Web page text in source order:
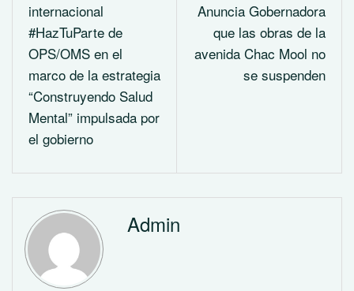
internacional
#HazTuParte de
OPS/OMS en el
marco de la estrategia
“Construyendo Salud
Mental” impulsada por
el gobierno
Anuncia Gobernadora
que las obras de la
avenida Chac Mool no
se suspenden
Admin